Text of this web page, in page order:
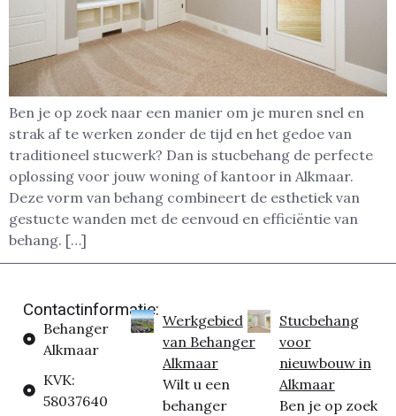
Ben je op zoek naar een manier om je muren snel en
strak af te werken zonder de tijd en het gedoe van
traditioneel stucwerk? Dan is stucbehang de perfecte
oplossing voor jouw woning of kantoor in Alkmaar.
Deze vorm van behang combineert de esthetiek van
gestucte wanden met de eenvoud en efficiëntie van
behang. […]
Contactinformatie:
Behanger
Alkmaar
KVK:
58037640
Werkgebied
van Behanger
Alkmaar
Wilt u een
behanger
Stucbehang
voor
nieuwbouw in
Alkmaar
Ben je op zoek